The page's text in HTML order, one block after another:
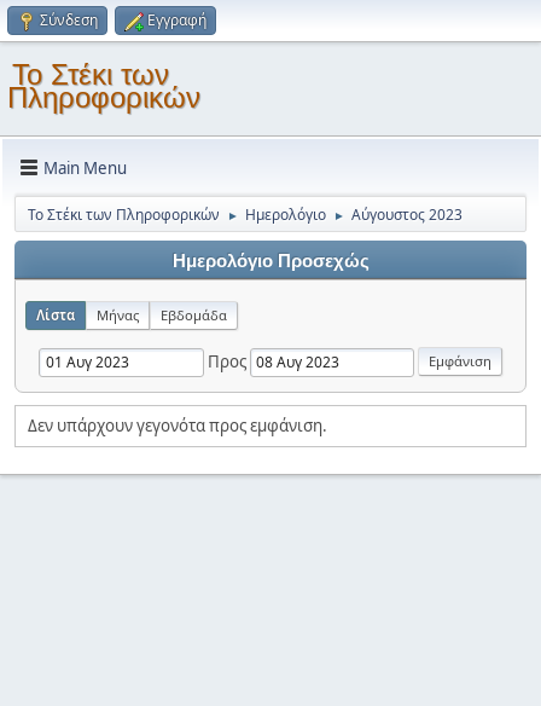
Σύνδεση Εγγραφή
Το Στέκι των
Πληροφορικών
Main Menu
Το Στέκι των Πληροφορικών ► Ημερολόγιο ► Αύγουστος 2023
Ημερολόγιο Προσεχώς
Λίστα Μήνας Εβδομάδα
Προς
Δεν υπάρχουν γεγονότα προς εμφάνιση.